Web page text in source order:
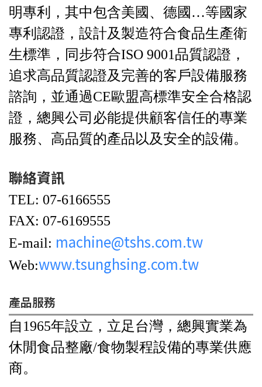
明專利，其中包含美國、德國…等國家
專利認證，設計及製造符合食品生產衛
生標準，同步符合ISO 9001品質認證，
追求高品質認證及完善的客戶設備服務
諮詢，並通過CE歐盟高標準安全合格認
證，總興公司必能提供顧客信任的專業
服務、高品質的產品以及安全的設備。
聯絡資訊
TEL: 07-6166555
FAX: 07-6169555
E-mail: machine@tshs.com.tw
Web:www.tsunghsing.com.tw
產品服務
自1965年設立，立足台灣，總興實業為
休閒食品整廠/食物製程設備的專業供應
商。